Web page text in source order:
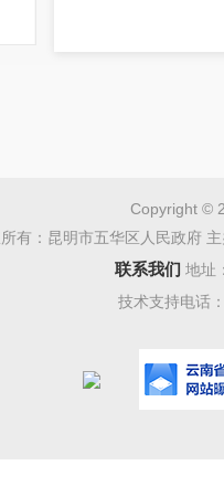
Copyright ©
所有：昆明市五华区人民政府
联系我们 地址
技术支持电话